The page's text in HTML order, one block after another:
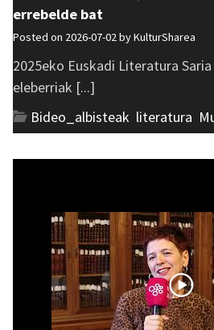
errebelde bat
Posted on 2026-07-02 byKulturSharea
2025eko Euskadi Literatura
eleberriak [...]
Bideo_albisteak literatura